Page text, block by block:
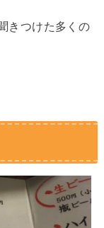
きつけた多くの